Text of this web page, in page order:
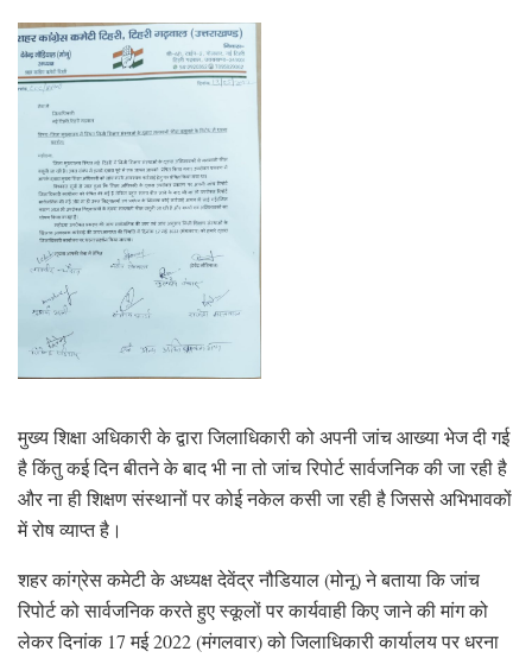
मुख्य शिक्षा अधिकारी के द्वारा जिलाधिकारी को अपनी जांच आख्या भेज दी गई
है किंतु कई दिन बीतने के बाद भी ना तो जांच रिपोर्ट सार्वजनिक की जा रही है
और ना ही शिक्षण संस्थानों पर कोई नकेल कसी जा रही है जिससे अभिभावकों
में रोष व्याप्त है।
शहर कांग्रेस कमेटी के अध्यक्ष देवेंद्र नौडियाल (मोनू) ने बताया कि जांच
रिपोर्ट को सार्वजनिक करते हुए स्कूलों पर कार्यवाही किए जाने की मांग को
लेकर दिनांक 17 मई 2022 (मंगलवार) को जिलाधिकारी कार्यालय पर धरना